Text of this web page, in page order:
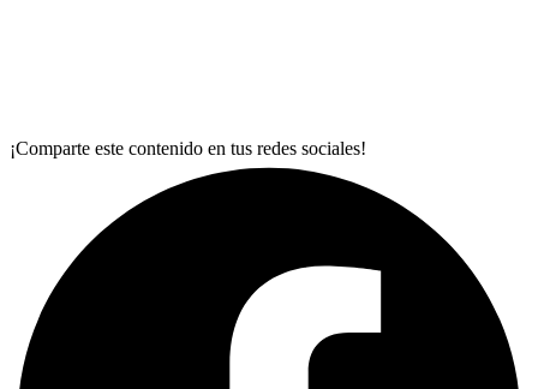
¡Comparte este contenido en tus redes sociales!